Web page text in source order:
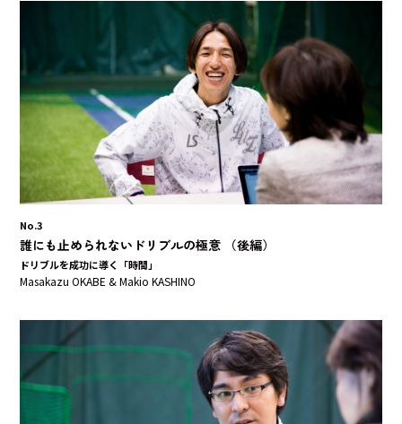
No.3
誰にも止められないドリブルの極意 （後編）
ドリブルを成功に導く「時間」
Masakazu OKABE & Makio KASHINO